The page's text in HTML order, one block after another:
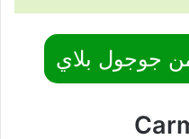
جوجول بلاي